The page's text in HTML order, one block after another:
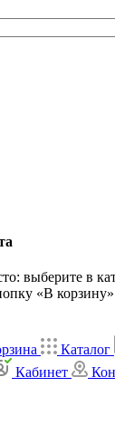
выберите в
«В корзину»
Каталог
Кабинет